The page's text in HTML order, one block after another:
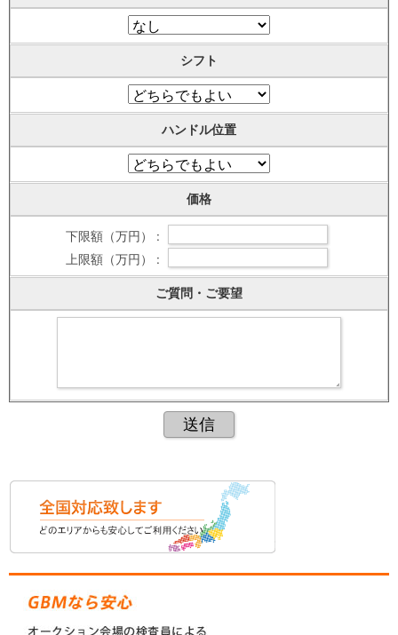
シフト
ハンドル位置
価格
下限額（万円） :
上限額（万円） :
ご質問・ご要望